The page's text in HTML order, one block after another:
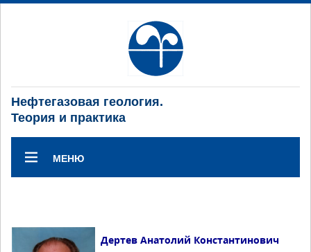
Нефтегазовая геология.
Теория и практика
МЕНЮ
Дертев Анатолий Константинович